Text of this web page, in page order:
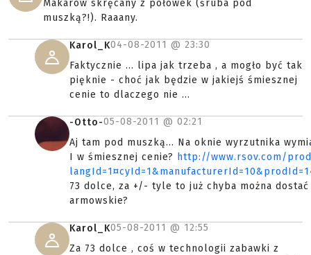
Makarow skręcany z połówek (śruba pod
muszką?!). Raaany.
Karol_K04-08-2011 @ 23:30
Faktycznie ... lipa jak trzeba , a mogło być tak
pięknie - choć jak będzie w jakiejś śmiesznej
cenie to dlaczego nie ...
-Otto-05-08-2011 @ 02:21
Aj tam pod muszką... Na oknie wyrzutnika
I w śmiesznej cenie? http://www.rsov.com/
73 dolce, za +/- tyle to już chyba można
armowskie?
Karol_K05-08-2011 @ 12:55
Za 73 dolce , coś w technologii zabawki z